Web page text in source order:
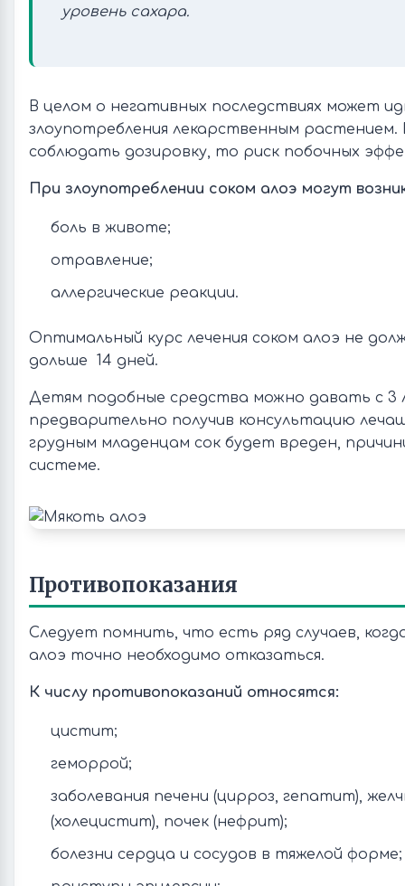
уровень сахара.
В целом о негативных последствиях может
злоупотребления лекарственным растением.
соблюдать дозировку, то риск побочных
При злоупотреблении соком алоэ могут
боль в животе;
отравление;
аллергические реакции.
Оптимальный курс лечения соком алоэ не
дольше 14 дней.
Детям подобные средства можно давать с 3
предварительно получив консультацию
грудным младенцам сок будет вреден,
системе.
Противопоказания
Следует помнить, что есть ряд случаев,
алоэ точно необходимо отказаться.
К числу противопоказаний относятся:
цистит;
геморрой;
заболевания печени (цирроз, гепатит),
(холецистит), почек (нефрит);
болезни сердца и сосудов в тяжелой форме;